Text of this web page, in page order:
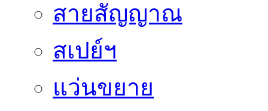
สายสัญญาณ
สเปย์ฯ
แว่นขยาย